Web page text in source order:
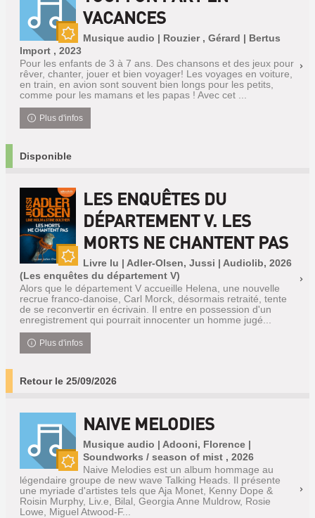
Nouveauté
VACANCES
Musique audio | Rouzier , Gérard | Bertus
Import , 2023
Pour les enfants de 3 à 7 ans. Des chansons et des jeux pour
rêver, chanter, jouer et bien voyager! Les voyages en voiture,
en train, en avion sont souvent bien longs pour les petits,
comme pour les mamans et les papas ! Avec cet ...
Plus d'infos
Disponible
Nouveauté
LES ENQUÊTES DU
DÉPARTEMENT V. LES
MORTS NE CHANTENT PAS
Livre lu | Adler-Olsen, Jussi | Audiolib, 2026
(Les enquêtes du département V)
Alors que le département V accueille Helena, une nouvelle
recrue franco-danoise, Carl Morck, désormais retraité, tente
de se reconvertir en écrivain. Il entre en possession d'un
enregistrement qui pourrait innocenter un homme jugé...
Plus d'infos
Retour le 25/09/2026
Nouveauté
NAIVE MELODIES
Musique audio | Adooni, Florence |
Soundworks / season of mist , 2026
Naive Melodies est un album hommage au
légendaire groupe de new wave Talking Heads. Il présente
une myriade d'artistes tels que Aja Monet, Kenny Dope &
Roisin Murphy, Liv.e, Bilal, Georgia Anne Muldrow, Rosie
Lowe, Miguel Atwood-F...